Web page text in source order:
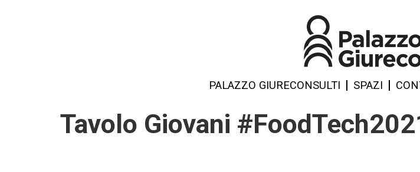
IT
PALAZZO GIURECONSULTI SPAZI
Tavolo Giovani